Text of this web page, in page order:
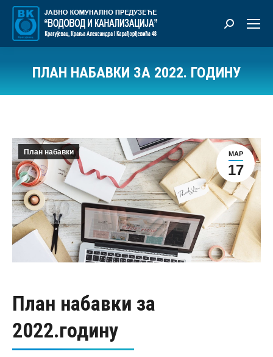
Претрага:
ПЛАН НАБАВКИ ЗА 2022. ГОДИНУ
МАР
17
План набавки
План набавки за
2022.годину